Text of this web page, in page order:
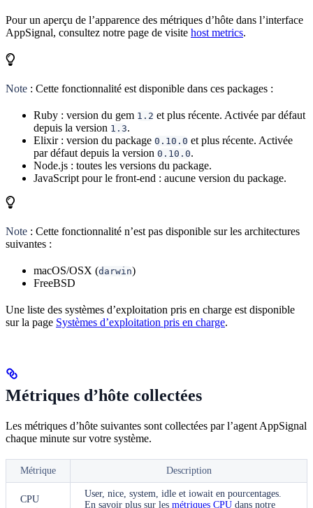
Pour un aperçu de l’apparence des métriques d’hôte dans l’interface
AppSignal, consultez notre page de visite host metrics.
Note : Cette fonctionnalité est disponible dans ces packages :
Ruby : version du gem 1.2 et plus récente. Activée par défaut
depuis la version 1.3.
Elixir : version du package 0.10.0 et plus récente. Activée
par défaut depuis la version 0.10.0.
Node.js : toutes les versions du package.
JavaScript pour le front-end : aucune version du package.
Note : Cette fonctionnalité n’est pas disponible sur les architectures
suivantes :
macOS/OSX (darwin)
FreeBSD
Une liste des systèmes d’exploitation pris en charge est disponible
sur la page Systèmes d’exploitation pris en charge.
Métriques d’hôte collectées
Les métriques d’hôte suivantes sont collectées par l’agent AppSignal
chaque minute sur votre système.
Métrique Description
CPU
User, nice, system, idle et iowait en pourcentages.
En savoir plus sur les métriques CPU dans notre